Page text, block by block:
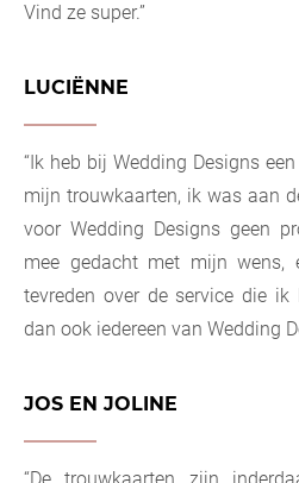
Vind ze super.”
LUCIËNNE
“Ik heb bij Wedding Designs
mijn trouwkaarten, ik was aan
voor Wedding Designs geen
mee gedacht met mijn
tevreden over de service die ik
dan ook iedereen van Wedding
JOS EN JOLINE